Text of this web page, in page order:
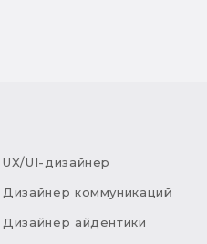
UX/UI-дизайнер
Дизайнер коммуникаций
Дизайнер айдентики